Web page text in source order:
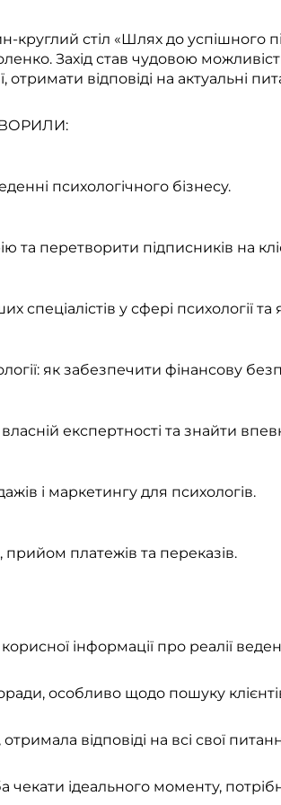
круглий стіл «Шлях до успішного
Захід став чудовою
отримати відповіді на актуальні
психологічного бізнесу.
та перетворити підписників на
спеціалістів у сфері психології
як забезпечити фінансову
експертності та знайти
і маркетингу для психологів.
платежів та переказів.
інформації про реалії
особливо щодо пошуку
відповіді на всі свої
чекати ідеального моменту,